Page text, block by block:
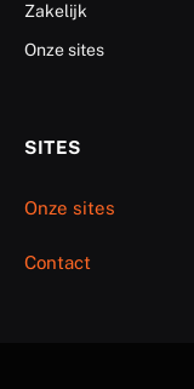
Zakelijk
Onze sites
SITES
Onze sites
Contact